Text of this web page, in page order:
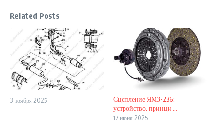
Related Posts
3 ноября 2025
Сцепление ЯМЗ-236:
устройство, принци ...
17 июня 2025